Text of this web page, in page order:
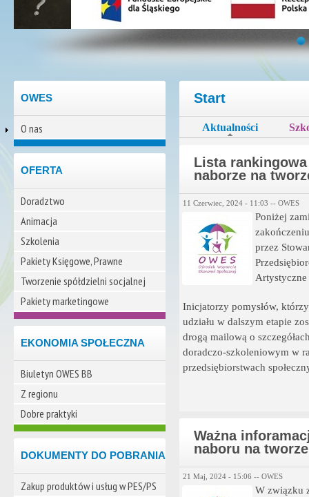
OWES
O nas
OFERTA
Doradztwo
Animacja
Szkolenia
Pakiety Księgowe, Prawne
Tworzenie spółdzielni socjalnej
Pakiety marketingowe
EKONOMIA SPOŁECZNA
Biuletyn OWES BB
Z regionu
Dobre praktyki
DOKUMENTY DO POBRANIA
Zakup produktów i usług w PES/PS
Start
Aktualności (aktywna
Lista
naborze na
11 Czerwiec, 2024 - 11:03 -- OWES
Poniżej
przez
Inicjatorzy pomysłów,
udziału w dalszym etapie
drogą mailową o
doradczo-szkoleniowym w
przedsiębiorstwach
Ważna
naboru na
21 Maj, 2024 - 15:06 -- OWES
W związku